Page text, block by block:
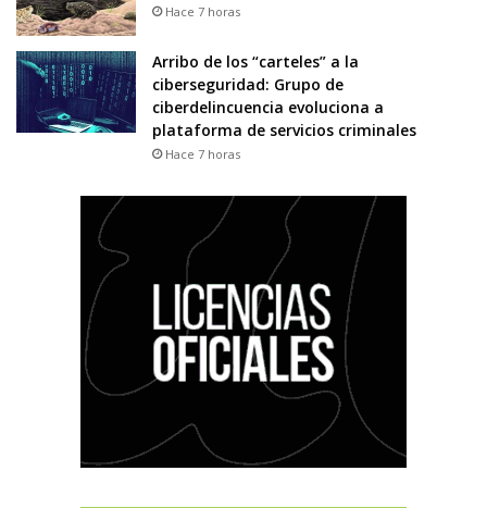
Hace 7 horas
Arribo de los “carteles” a la
ciberseguridad: Grupo de
ciberdelincuencia evoluciona a
plataforma de servicios criminales
Hace 7 horas